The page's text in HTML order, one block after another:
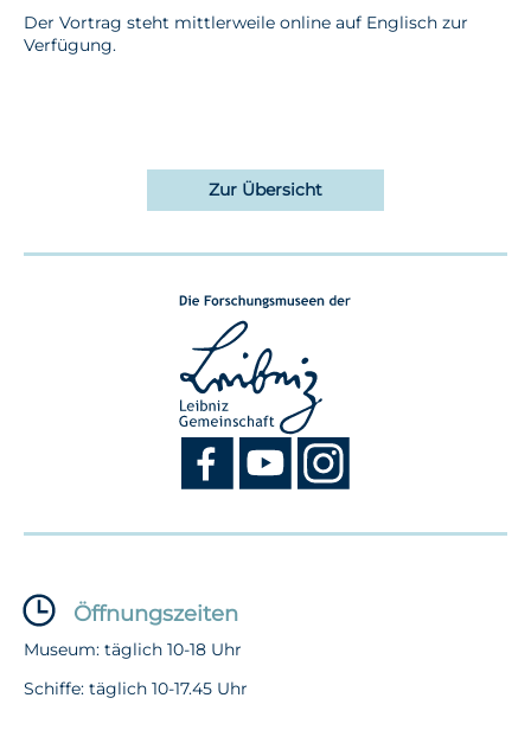
Der Vortrag steht mittlerweile online auf Englisch zur
Verfügung.
Zur Übersicht
Öffnungszeiten
Museum: täglich 10-18 Uhr
Schiffe: täglich 10-17.45 Uhr